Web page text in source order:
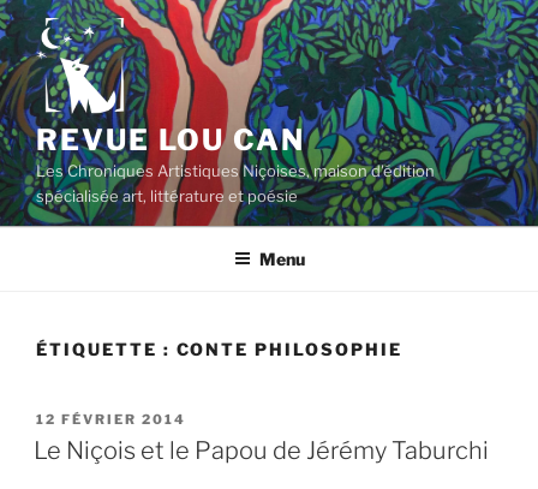
Aller
au
contenu
principal
REVUE LOU CAN
Les Chroniques Artistiques Niçoises, maison d'édition
spécialisée art, littérature et poésie
Menu
ÉTIQUETTE : CONTE PHILOSOPHIE
PUBLIÉ
LE
12 FÉVRIER 2014
Le Niçois et le Papou de Jérémy Taburchi